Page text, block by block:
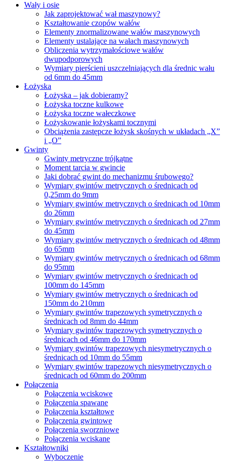
Wały i osie
Jak zaprojektować wał maszynowy?
Kształtowanie czopów wałów
Elementy znormalizowane wałów maszynowych
Elementy ustalające na wałach maszynowych
Obliczenia wytrzymałościowe wałów
dwupodporowych
Wymiary pierścieni uszczelniających dla średnic wału
od 6mm do 45mm
Łożyska
Łożyska – jak dobieramy?
Łożyska toczne kulkowe
Łożyska toczne wałeczkowe
Łożyskowanie łożyskami tocznymi
Obciążenia zastępcze łożysk skośnych w układach „X”
i „O”
Gwinty
Gwinty metryczne trójkątne
Moment tarcia w gwincie
Jaki dobrać gwint do mechanizmu śrubowego?
Wymiary gwintów metrycznych o średnicach od
0,25mm do 9mm
Wymiary gwintów metrycznych o średnicach od 10mm
do 26mm
Wymiary gwintów metrycznych o średnicach od 27mm
do 45mm
Wymiary gwintów metrycznych o średnicach od 48mm
do 65mm
Wymiary gwintów metrycznych o średnicach od 68mm
do 95mm
Wymiary gwintów metrycznych o średnicach od
100mm do 145mm
Wymiary gwintów metrycznych o średnicach od
150mm do 210mm
Wymiary gwintów trapezowych symetrycznych o
średnicach od 8mm do 44mm
Wymiary gwintów trapezowych symetrycznych o
średnicach od 46mm do 170mm
Wymiary gwintów trapezowych niesymetrycznych o
średnicach od 10mm do 55mm
Wymiary gwintów trapezowych niesymetrycznych o
średnicach od 60mm do 200mm
Połączenia
Połączenia wciskowe
Połączenia spawane
Połączenia kształtowe
Połączenia gwintowe
Połączenia sworzniowe
Połączenia wciskane
Kształtowniki
Wyboczenie